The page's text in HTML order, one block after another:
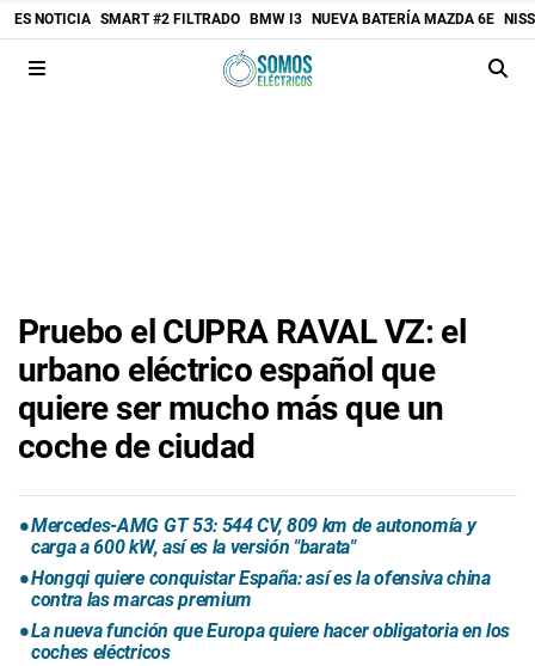
ES NOTICIA SMART #2 FILTRADO BMW I3 NUEVA BATERÍA MAZDA 6E
Pruebo el CUPRA RAVAL VZ: el
urbano eléctrico español que
quiere ser mucho más que un
coche de ciudad
Mercedes-AMG GT 53: 544 CV, 809 km de autonomía y
carga a 600 kW, así es la versión "barata"
Hongqi quiere conquistar España: así es la ofensiva china
contra las marcas premium
La nueva función que Europa quiere hacer obligatoria en los
coches eléctricos